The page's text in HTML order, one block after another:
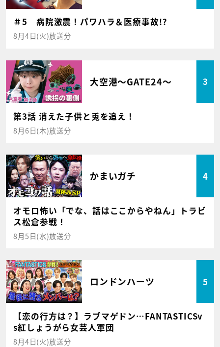
＃5 病院激震！パワハラ＆医療事故!?
8月4日(火)放送分
大空港～GATE24～ 3
第3話 消えた子供と兎を追え！
8月6日(木)放送分
かまいガチ 4
オモロ怖い「でな、話はここからやねん」トラビ
ス松倉参戦！
8月5日(水)放送分
ロンドンハーツ 5
【恋の行方は？】ラブマゲドン…FANTASTICSv
s紅しょうがら女芸人軍団
8月4日(火)放送分